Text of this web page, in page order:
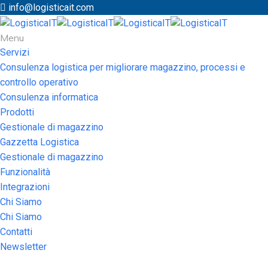
info@logisticait.com
Menu
Servizi
Consulenza logistica per migliorare magazzino, processi e
controllo operativo
Consulenza informatica
Prodotti
Gestionale di magazzino
Gazzetta Logistica
Gestionale di magazzino
Funzionalità
Integrazioni
Chi Siamo
Chi Siamo
Contatti
Newsletter